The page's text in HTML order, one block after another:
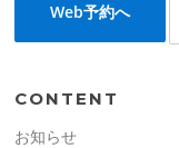
Web予約へ
CONTENT
お知らせ